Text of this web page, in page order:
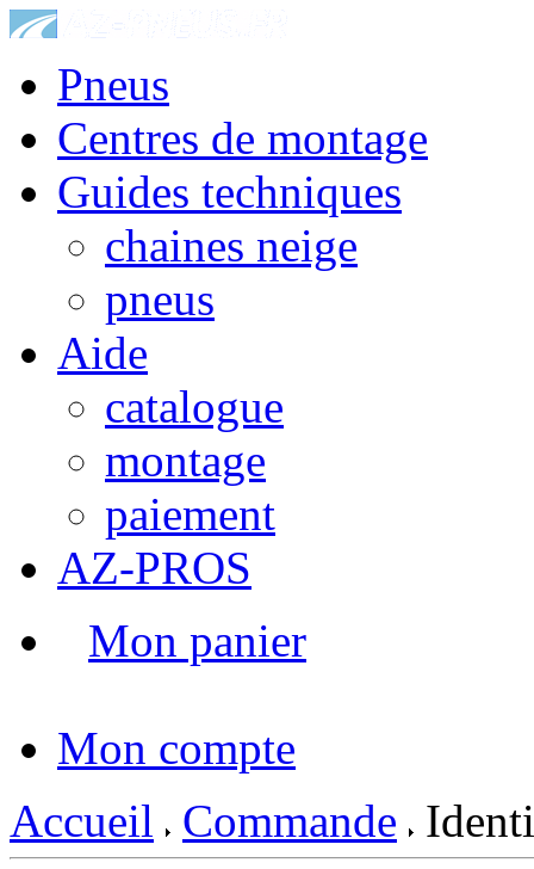
Pneus
Centres de montage
Guides techniques
chaines neige
pneus
Aide
catalogue
montage
paiement
AZ-PROS
Mon panier
Mon compte
Accueil
Commande